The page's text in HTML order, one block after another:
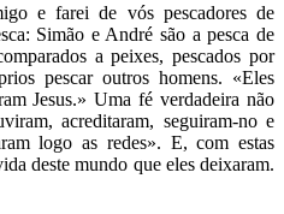
e farei de vós pescadores de
Simão e André são a pesca de
a peixes, pescados por
pescar outros homens. «Eles
Jesus.» Uma fé verdadeira não
acreditaram, seguiram-no e
logo as redes». E, com estas
deste mundo que eles deixaram.